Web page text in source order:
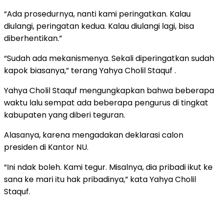
“Ada prosedurnya, nanti kami peringatkan. Kalau
diulangi, peringatan kedua. Kalau diulangi lagi, bisa
diberhentikan.”
“Sudah ada mekanismenya. Sekali diperingatkan sudah
kapok biasanya,” terang Yahya Cholil Staquf .
Yahya Cholil Staquf mengungkapkan bahwa beberapa
waktu lalu sempat ada beberapa pengurus di tingkat
kabupaten yang diberi teguran.
Alasanya, karena mengadakan deklarasi calon
presiden di Kantor NU.
“Ini ndak boleh. Kami tegur. Misalnya, dia pribadi ikut ke
sana ke mari itu hak pribadinya,” kata Yahya Cholil
Staquf.